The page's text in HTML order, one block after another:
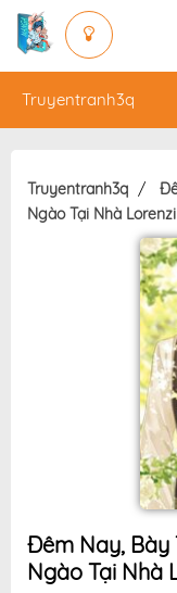
Truyentranh3q
Truyentranh3q
Ngào Tại Nhà Lorenzi
Đêm Nay, Bày
Ngào Tại Nhà